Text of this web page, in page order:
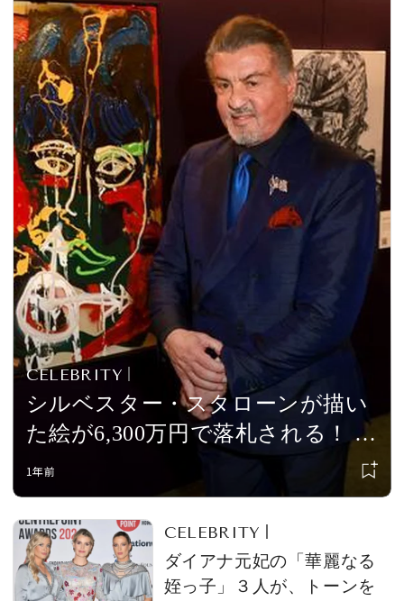
CELEBRITY
シルベスター・スタローンが描い
た絵が6,300万円で落札される！ ロ
ッキーなどを描いた作品をオーク
ションに出品、「すごい才能の持
ち主」と称賛される
1年前
CELEBRITY
ダイアナ元妃の「華麗なる
姪っ子」３人が、トーンを